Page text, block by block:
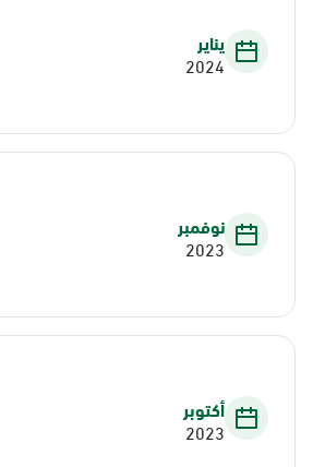
يناير
2024
نوفمبر
2023
أكتوبر
2023